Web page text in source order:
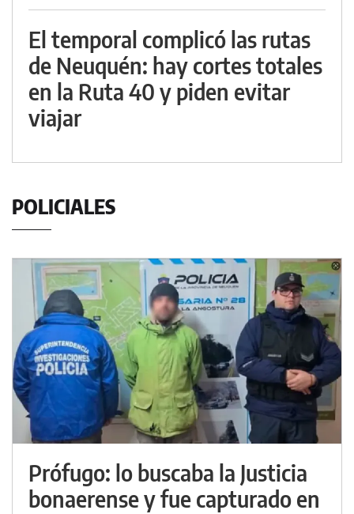
El temporal complicó las rutas
de Neuquén: hay cortes totales
en la Ruta 40 y piden evitar
viajar
POLICIALES
Prófugo: lo buscaba la Justicia
bonaerense y fue capturado en